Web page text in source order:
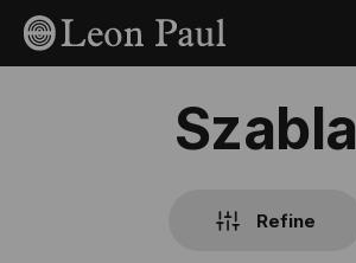
Przejdź
treści
Szabla
Refine